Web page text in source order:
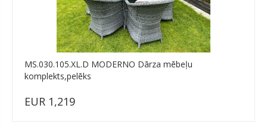
MS.030.105.XL.D MODERNO Dārza mēbeļu
komplekts,pelēks
EUR 1,219